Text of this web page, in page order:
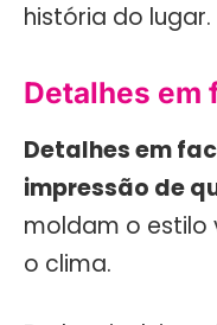
história do lugar.
Detalhes em
Detalhes em
impressão de
moldam o estilo
o clima.